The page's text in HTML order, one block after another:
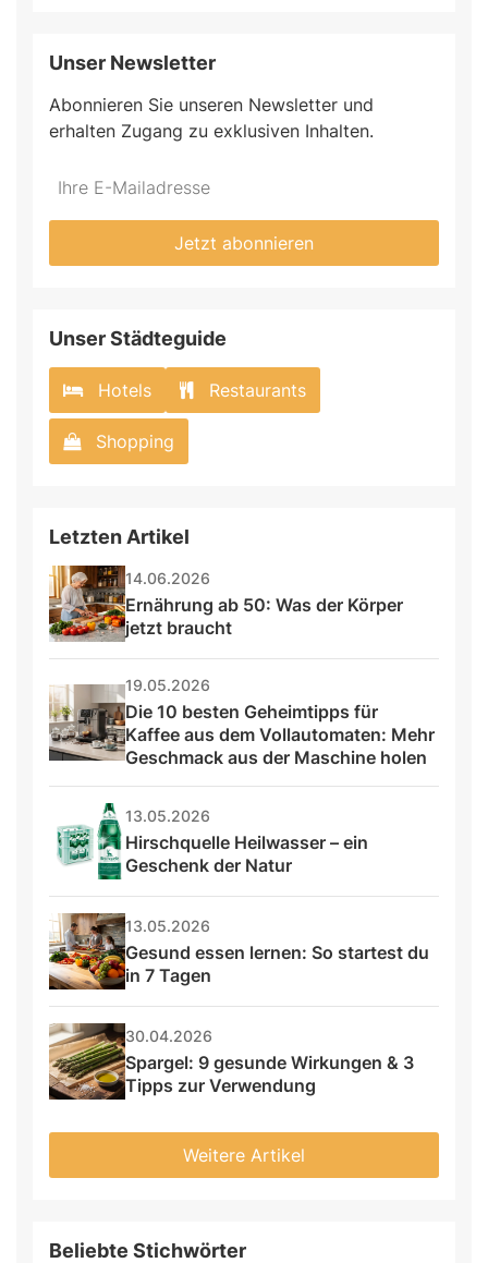
Unser Newsletter
Abonnieren Sie unseren Newsletter und
erhalten Zugang zu exklusiven Inhalten.
Jetzt abonnieren
Unser Städteguide
Hotels Restaurants
Shopping
Letzten Artikel
14.06.2026
Ernährung ab 50: Was der Körper
jetzt braucht
19.05.2026
Die 10 besten Geheimtipps für
Kaffee aus dem Vollautomaten: Mehr
Geschmack aus der Maschine holen
13.05.2026
Hirschquelle Heilwasser – ein
Geschenk der Natur
13.05.2026
Gesund essen lernen: So startest du
in 7 Tagen
30.04.2026
Spargel: 9 gesunde Wirkungen & 3
Tipps zur Verwendung
Weitere Artikel
Beliebte Stichwörter